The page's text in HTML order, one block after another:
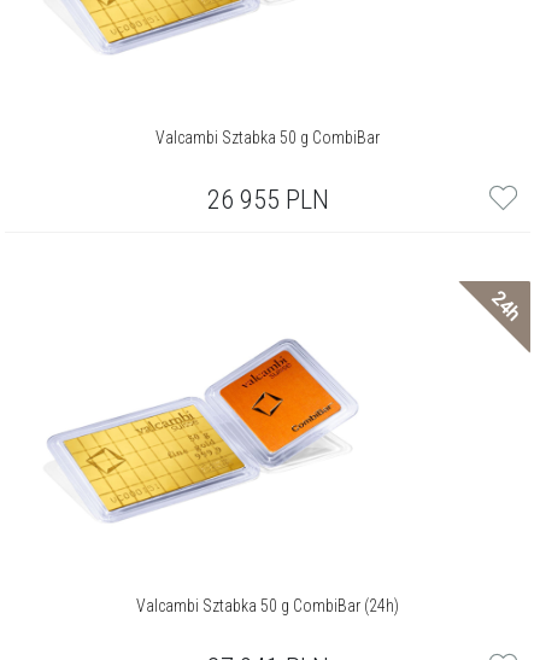
Valcambi Sztabka 50 g CombiBar
26 955 PLN
24h
Valcambi Sztabka 50 g CombiBar (24h)